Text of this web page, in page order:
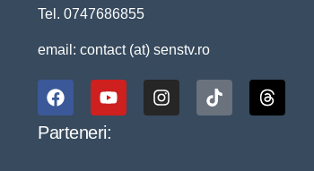
Tel. 0747686855
email: contact (at) senstv.ro
Parteneri: